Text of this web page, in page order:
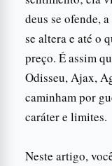
deus se ofende,
se altera e até o
preço. É assim
Odisseu, Ajax,
caminham por
caráter e limites.
Neste artigo,